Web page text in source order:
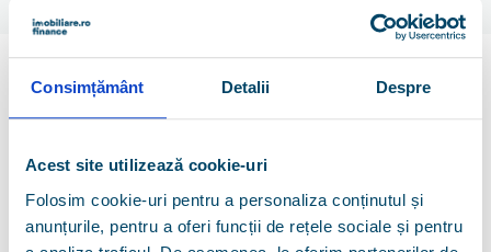
Consimțământ Detalii Despre
Acest site utilizează cookie-uri
Folosim cookie-uri pentru a personaliza conținutul și
anunțurile, pentru a oferi funcții de rețele sociale și pentru
Credite ipotecare
Refinanțări credite
Carduri de credit